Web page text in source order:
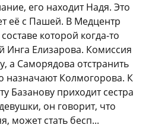
его находит Надя. Это
её с Пашей. В Медцентр
которой когда-то
Инга Елизарова. Комиссия
а Саморядова отстранить
назначают Колмогорова. К
Базанову приходит сестра
он говорит, что
может стать бесп...